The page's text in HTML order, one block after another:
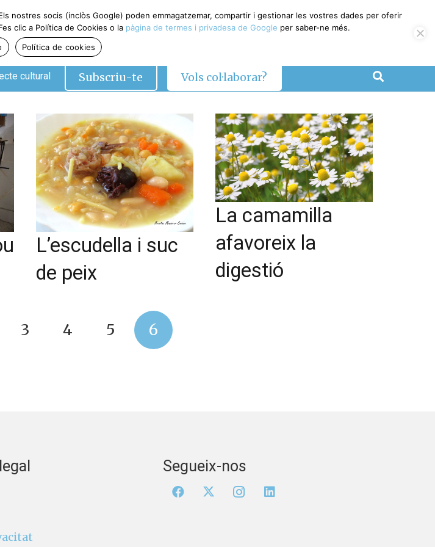
cultural Subscriu-te Vols col·laborar?
L’escudella i suc
de peix
La camamilla
afavoreix la
digestió
3 4 5 6
Segueix-nos
nostres socis (inclòs Google) poden emmagatzemar, compartir i gestionar les vostres dades per oferir
clic a Política de Cookies o la pàgina de termes i privadesa de Google per saber-ne més.
Política de cookies